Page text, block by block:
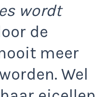
wordt
de
meer
Wel